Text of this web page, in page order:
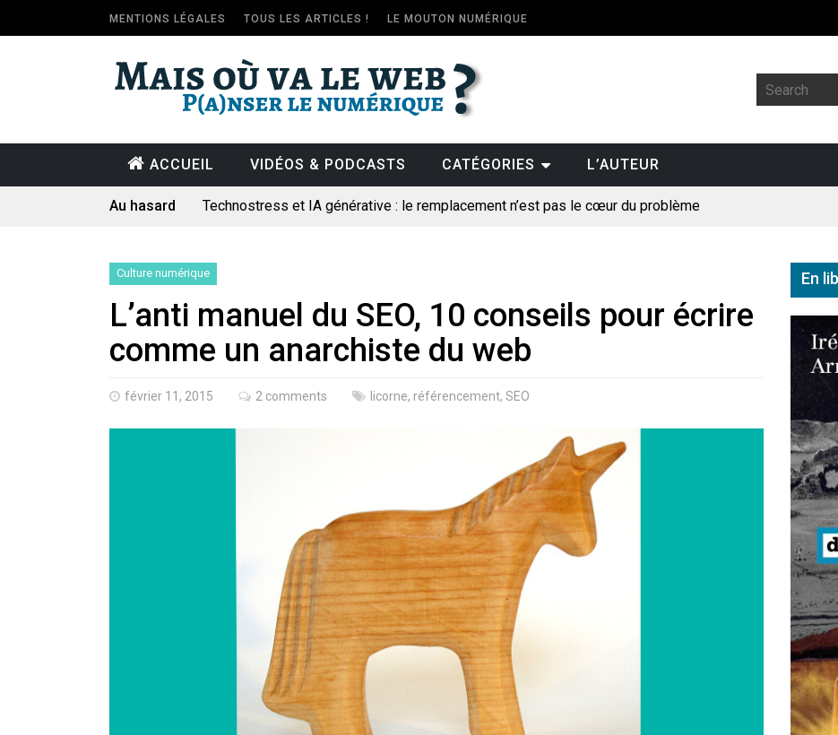
MENTIONS LÉGALES TOUS LES ARTICLES ! LE MOUTON NUMÉRIQUE
ACCUEIL VIDÉOS & PODCASTS CATÉGORIES L’AUTEUR
Au hasard
Technostress et IA générative : le remplacement n’est pas le cœur du problème
Le consultant : une lecture sociologique
Quand Mistral veut moraliser le pillage
Commentaire sur la polémique des perroquets
Les syndicats, (tout) contre l’IA
En Seine-et-Marne, le projet de Campus IA doit sortir des champs : « On impose et copie le
unien »
Addendum sur les machines à laver, et l’intelligence artificielle
Culture numérique
L’anti manuel du SEO, 10 conseils pour écrire
comme un anarchiste du web
février 11, 2015 2 comments licorne, référencement, SEO
En